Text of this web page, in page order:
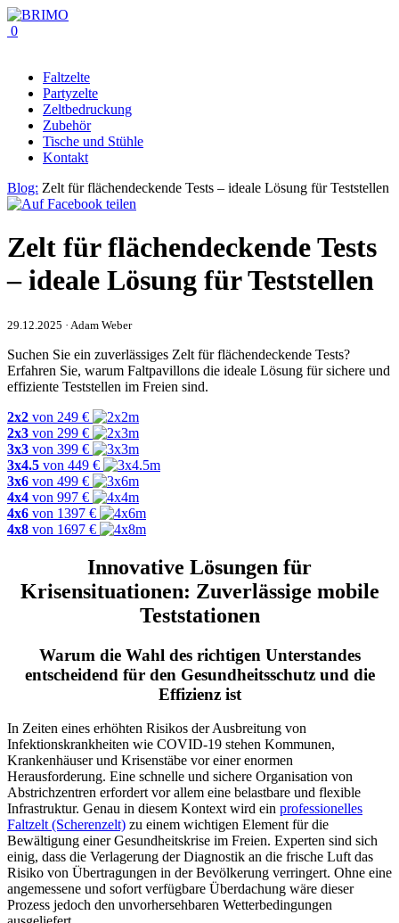
0
Faltzelte
Partyzelte
Zeltbedruckung
Zubehör
Tische und Stühle
Kontakt
Blog: Zelt für flächendeckende Tests – ideale Lösung für Teststellen
Zelt für flächendeckende Tests
– ideale Lösung für Teststellen
29.12.2025 · Adam Weber
Suchen Sie ein zuverlässiges Zelt für flächendeckende Tests?
Erfahren Sie, warum Faltpavillons die ideale Lösung für sichere und
effiziente Teststellen im Freien sind.
2x2 von 249 €
2x3 von 299 €
3x3 von 399 €
3x4.5 von 449 €
3x6 von 499 €
4x4 von 997 €
4x6 von 1397 €
4x8 von 1697 €
Innovative Lösungen für
Krisensituationen: Zuverlässige mobile
Teststationen
Warum die Wahl des richtigen Unterstandes
entscheidend für den Gesundheitsschutz und die
Effizienz ist
In Zeiten eines erhöhten Risikos der Ausbreitung von
Infektionskrankheiten wie COVID-19 stehen Kommunen,
Krankenhäuser und Krisenstäbe vor einer enormen
Herausforderung. Eine schnelle und sichere Organisation von
Abstrichzentren erfordert vor allem eine belastbare und flexible
Infrastruktur. Genau in diesem Kontext wird ein professionelles
Faltzelt (Scherenzelt) zu einem wichtigen Element für die
Bewältigung einer Gesundheitskrise im Freien. Experten sind sich
einig, dass die Verlagerung der Diagnostik an die frische Luft das
Risiko von Übertragungen in der Bevölkerung verringert. Ohne eine
angemessene und sofort verfügbare Überdachung wäre dieser
Prozess jedoch den unvorhersehbaren Wetterbedingungen